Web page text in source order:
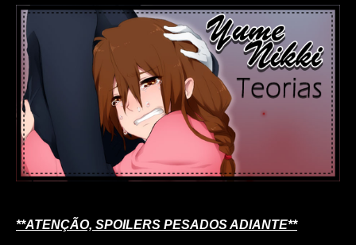
**ATENÇÃO, SPOILERS PESADOS ADIANTE**